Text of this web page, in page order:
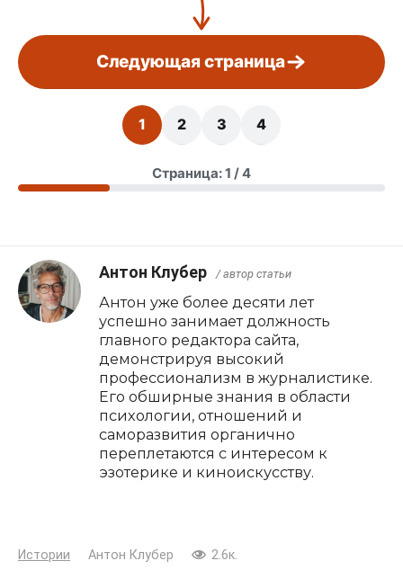
Следующая страница
1 2 3 4
Страница: 1 / 4
Антон Клубер / автор статьи
Антон уже более десяти лет
успешно занимает должность
главного редактора сайта,
демонстрируя высокий
профессионализм в журналистике.
Его обширные знания в области
психологии, отношений и
саморазвития органично
переплетаются с интересом к
эзотерике и киноискусству.
Истории Антон Клубер 2.6к.